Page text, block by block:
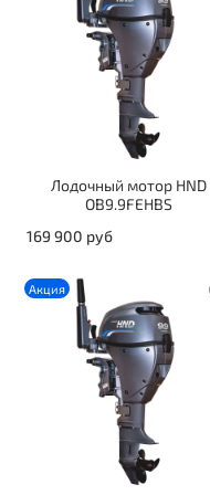
Лодочный мотор HND
OB9.9FEHBS
169 900 руб
Акция